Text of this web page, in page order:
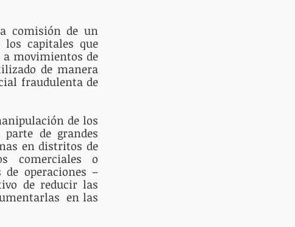
comisión de un
capitales que
a movimientos de
de manera
fraudulenta de
de los
de grandes
en distritos de
comerciales o
operaciones –
de reducir las
en las